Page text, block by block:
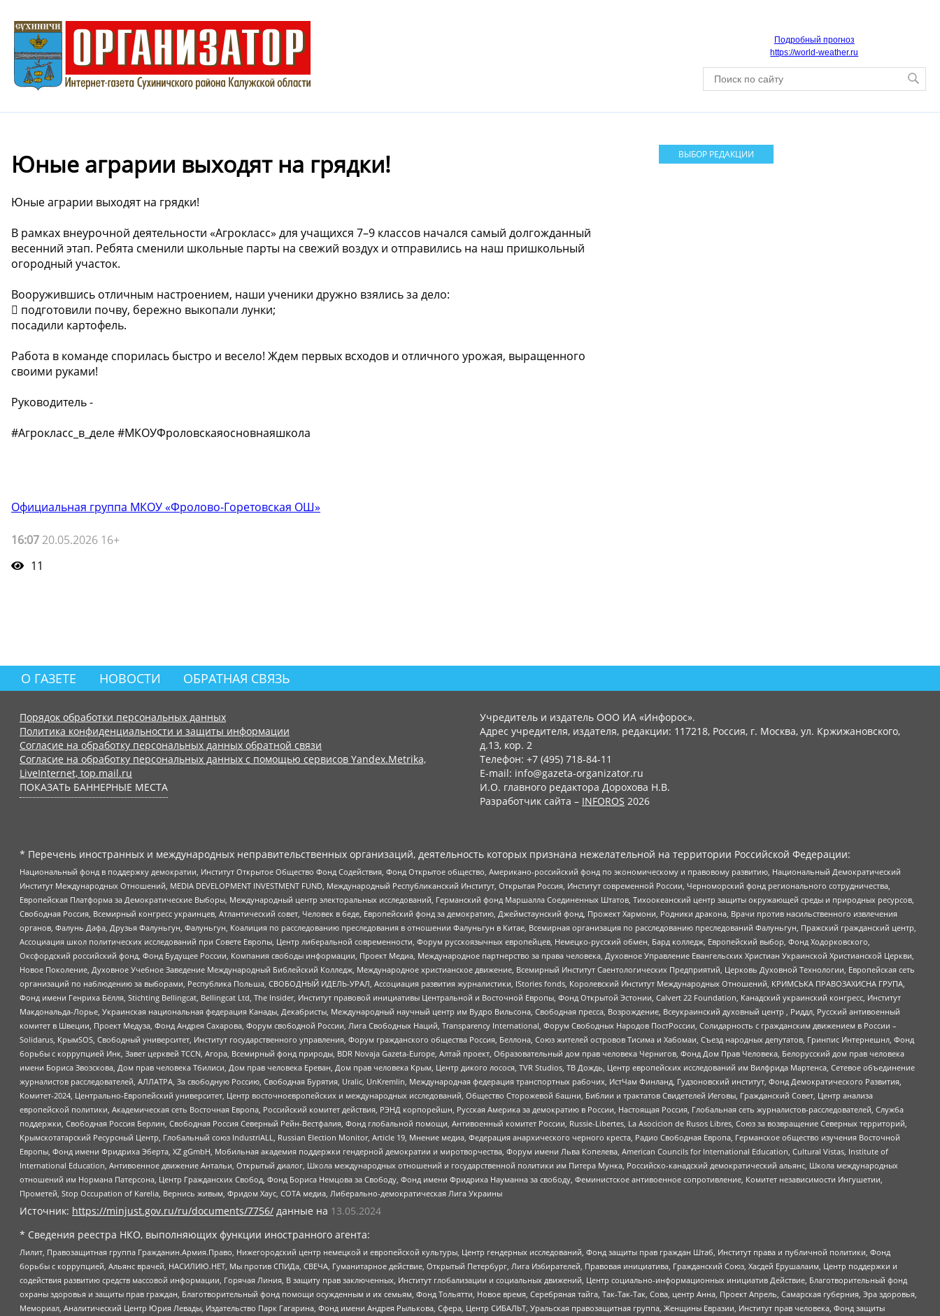
Подробный прогноз
https://world-weather.ru
Юные аграрии выходят на грядки!
Юные аграрии выходят на грядки!
В рамках внеурочной деятельности «Агрокласс» для учащихся 7–9 классов начался самый долгожданный
весенний этап. Ребята сменили школьные парты на свежий воздух и отправились на наш пришкольный
огородный участок.
Вооружившись отличным настроением, наши ученики дружно взялись за дело:
🪏 подготовили почву, бережно выкопали лунки;
посадили картофель.
Работа в команде спорилась быстро и весело! Ждем первых всходов и отличного урожая, выращенного
своими руками!
Руководитель -
#Агрокласс_в_деле #МКОУФроловскаяосновнаяшкола
Официальная группа МКОУ «Фролово-Горетовская ОШ»
16:07 20.05.2026 16+
11
ВЫБОР РЕДАКЦИИ
О ГАЗЕТЕ НОВОСТИ ОБРАТНАЯ СВЯЗЬ
Порядок обработки персональных данных
Политика конфиденциальности и защиты информации
Согласие на обработку персональных данных обратной связи
Согласие на обработку персональных данных с помощью сервисов Yandex.Metrika,
LiveInternet, top.mail.ru
ПОКАЗАТЬ БАННЕРНЫЕ МЕСТА
Учредитель и издатель ООО ИА «Инфорос».
Адрес учредителя, издателя, редакции: 117218, Россия, г. Москва, ул. Кржижановского,
д.13, кор. 2
Телефон: +7 (495) 718-84-11
E-mail: info@gazeta-organizator.ru
И.О. главного редактора Дорохова Н.В.
Разработчик сайта – INFOROS 2026
* Перечень иностранных и международных неправительственных организаций, деятельность которых признана нежелательной на территории Российской Федерации:
Национальный фонд в поддержку демократии, Институт Открытое Общество Фонд Содействия, Фонд Открытое общество, Американо-российский фонд по экономическому и правовому развитию, Национальный Демократический
Институт Международных Отношений, MEDIA DEVELOPMENT INVESTMENT FUND, Международный Республиканский Институт, Открытая Россия, Институт современной России, Черноморский фонд регионального сотрудничества,
Европейская Платформа за Демократические Выборы, Международный центр электоральных исследований, Германский фонд Маршалла Соединенных Штатов, Тихоокеанский центр защиты окружающей среды и природных ресурсов,
Свободная Россия, Всемирный конгресс украинцев, Атлантический совет, Человек в беде, Европейский фонд за демократию, Джеймстаунский фонд, Прожект Хармони, Родники дракона, Врачи против насильственного извлечения
органов, Фалунь Дафа, Друзья Фалуньгун, Фалуньгун, Коалиция по расследованию преследования в отношении Фалуньгун в Китае, Всемирная организация по расследованию преследований Фалуньгун, Пражский гражданский центр,
Ассоциация школ политических исследований при Совете Европы, Центр либеральной современности, Форум русскоязычных европейцев, Немецко-русский обмен, Бард колледж, Европейский выбор, Фонд Ходорковского,
Оксфордский российский фонд, Фонд Будущее России, Компания свободы информации, Проект Медиа, Международное партнерство за права человека, Духовное Управление Евангельских Христиан Украинской Христианской Церкви,
Новое Поколение, Духовное Учебное Заведение Международный Библейский Колледж, Международное христианское движение, Всемирный Институт Саентологических Предприятий, Церковь Духовной Технологии, Европейская сеть
организаций по наблюдению за выборами, Республика Польша, СВОБОДНЫЙ ИДЕЛЬ-УРАЛ, Ассоциация развития журналистики, IStories fonds, Королевский Институт Международных Отношений, КРИМСЬКА ПРАВОЗАХИСНА ГРУПА,
Фонд имени Генриха Бёлля, Stichting Bellingcat, Bellingcat Ltd, The Insider, Институт правовой инициативы Центральной и Восточной Европы, Фонд Открытой Эстонии, Calvert 22 Foundation, Канадский украинский конгресс, Институт
Макдональда-Лорье, Украинская национальная федерация Канады, Декабристы, Международный научный центр им Вудро Вильсона, Свободная пресса, Возрождение, Всеукраинский духовный центр , Риддл, Русский антивоенный
комитет в Швеции, Проект Медуза, Фонд Андрея Сахарова, Форум свободной России, Лига Свободных Наций, Transparеncy International, Форум Свободных Народов ПостРоссии, Солидарность с гражданским движением в России –
Solidarus, КрымSOS, Свободный университет, Институт государственного управления, Форум гражданского общества Россия, Беллона, Союз жителей островов Тисима и Хабомаи, Съезд народных депутатов, Гринпис Интернешнл, Фонд
борьбы с коррупцией Инк, Завет церквей TCCN, Агора, Всемирный фонд природы, BDR Novaja Gazeta-Europe, Алтай проект, Образовательный дом прав человека Чернигов, Фонд Дом Прав Человека, Белорусский дом прав человека
имени Бориса Звозскова, Дом прав человека Тбилиси, Дом прав человека Ереван, Дом прав человека Крым, Центр дикого лосося, TVR Studios, ТВ Дождь, Центр европейских исследований им Вилфрида Мартенса, Сетевое объединение
журналистов расследователей, АЛЛАТРА, За свободную Россию, Свободная Бурятия, Uralic, UnKremlin, Международная федерация транспортных рабочих, ИстЧам Финланд, Гудзоновский институт, Фонд Демократического Развития,
Комитет-2024, Центрально-Европейский университет, Центр восточноевропейских и международных исследований, Общество Сторожевой башни, Библии и трактатов Свидетелей Иеговы, Гражданский Совет, Центр анализа
европейской политики, Академическая сеть Восточная Европа, Российский комитет действия, РЭНД корпорейшн, Русская Америка за демократию в России, Настоящая Россия, Глобальная сеть журналистов-расследователей, Служба
поддержки, Свободная Россия Берлин, Свободная Россия Северный Рейн-Вестфалия, Фонд глобальной помощи, Антивоенный комитет России, Russie-Libertes, La Asocicion de Rusos Libres, Союз за возвращение Северных территорий,
Крымскотатарский Ресурсный Центр, Глобальный союз IndustriALL, Russian Election Monitor, Article 19, Мнение медиа, Федерация анархического черного креста, Радио Свободная Европа, Германское общество изучения Восточной
Европы, Фонд имени Фридриха Эберта, XZ gGmbH, Мобильная академия поддержки гендерной демократии и миротворчества, Форум имени Льва Копелева, American Councils for International Education, Cultural Vistas, Institute of
International Education, Антивоенное движение Антальи, Открытый диалог, Школа международных отношений и государственной политики им Питера Мунка, Российско-канадский демократический альянс, Школа международных
отношений им Нормана Патерсона, Центр Гражданских Свобод, Фонд Бориса Немцова за Свободу, Фонд имени Фридриха Науманна за свободу, Феминистское антивоенное сопротивление, Комитет независимости Ингушетии,
Прометей, Stop Occupation of Karelia, Вернись живым, Фридом Хаус, СОТА медиа, Либерально-демократическая Лига Украины
Источник: https://minjust.gov.ru/ru/documents/7756/ данные на 13.05.2024
* Сведения реестра НКО, выполняющих функции иностранного агента:
Лилит, Правозащитная группа Гражданин.Армия.Право, Нижегородский центр немецкой и европейской культуры, Центр гендерных исследований, Фонд защиты прав граждан Штаб, Институт права и публичной политики, Фонд
борьбы с коррупцией, Альянс врачей, НАСИЛИЮ.НЕТ, Мы против СПИДа, СВЕЧА, Гуманитарное действие, Открытый Петербург, Лига Избирателей, Правовая инициатива, Гражданский Союз, Хасдей Ерушалаим, Центр поддержки и
содействия развитию средств массовой информации, Горячая Линия, В защиту прав заключенных, Институт глобализации и социальных движений, Центр социально-информационных инициатив Действие, Благотворительный фонд
охраны здоровья и защиты прав граждан, Благотворительный фонд помощи осужденным и их семьям, Фонд Тольятти, Новое время, Серебряная тайга, Так-Так-Так, Сова, центр Анна, Проект Апрель, Самарская губерния, Эра здоровья,
Мемориал, Аналитический Центр Юрия Левады, Издательство Парк Гагарина, Фонд имени Андрея Рылькова, Сфера, Центр СИБАЛЬТ, Уральская правозащитная группа, Женщины Евразии, Институт прав человека, Фонд защиты